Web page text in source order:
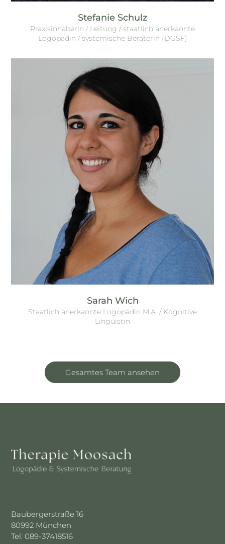
Stefanie Schulz
Praxisinhaberin / Leitung / staatlich anerkannte
Logopädin / systemische Beraterin (DGSF)
Sarah Wich
Staatlich anerkannte Logopädin M.A. / Kognitive
Linguistin
Gesamtes Team ansehen
Baubergerstraße 16
80992 München
Tel. 089-37418516